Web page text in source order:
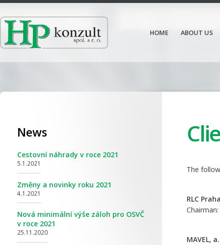
HOME ABOUT US
The
RLC
MAVEL,
News
Cestovní náhrady v roce 2021
5.1.2021
Změny a novinky roku 2021
4.1.2021
Nová minimální výše záloh pro OSVČ
v roce 2021
25.11.2020